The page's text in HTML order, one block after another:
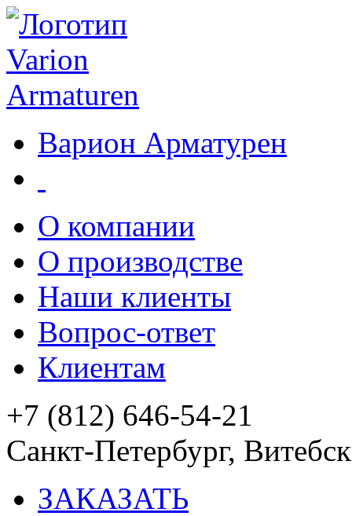
Варион Арматурен
О компании
О производстве
Наши клиенты
Вопрос-ответ
Клиентам
+7 (812) 646-54-21
Санкт-Петербург,
ЗАКАЗАТЬ